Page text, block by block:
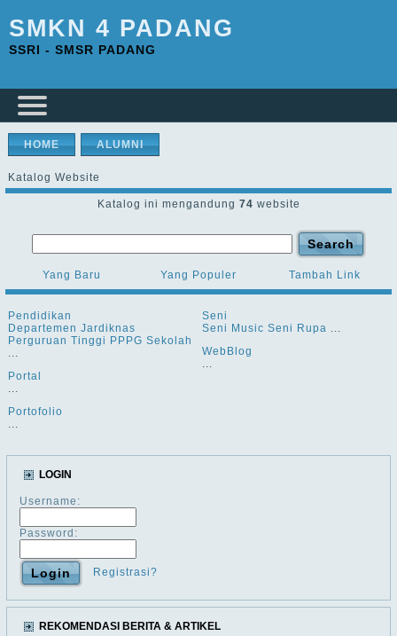
SMKN 4 PADANG
SSRI - SMSR PADANG
HOME ALUMNI
Katalog Website
Katalog ini mengandung 74 website
Yang Baru Yang Populer Tambah Link
Pendidikan
Departemen Jardiknas
Perguruan Tinggi PPPG Sekolah
...
Portal
...
Portofolio
...
Seni
Seni Music Seni Rupa ...
WebBlog
...
LOGIN
Username:
Password:
Registrasi?
REKOMENDASI BERITA & ARTIKEL